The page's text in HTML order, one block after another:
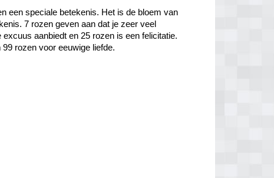
een speciale betekenis. Het is de bloem van
7 rozen geven aan dat je zeer veel
aanbiedt en 25 rozen is een felicitatie.